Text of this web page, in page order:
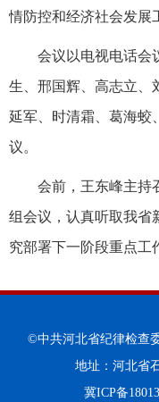
情防控和经济社会发展
会议以电视电话会
生、邢国辉、高志立、
延军、时清霜、葛海蛟
议。
会前，王东峰主持
组会议，认真听取我省
究部署下一阶段重点工
©中共河北省纪律检
地址：河北省
冀ICP备